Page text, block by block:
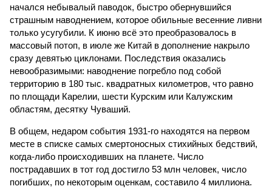
начался небывалый паводок, быстро обернувшийся
страшным наводнением, которое обильные весенние ливни
только усугубили. К июню всё это преобразовалось в
массовый потоп, в июле же Китай в дополнение накрыло
сразу девятью циклонами. Последствия оказались
невообразимыми: наводнение погребло под собой
территорию в 180 тыс. квадратных километров, что равно
по площади Карелии, шести Курским или Калужским
областям, десятку Чуваший.
В общем, недаром события 1931-го находятся на первом
месте в списке самых смертоносных стихийных бедствий,
когда-либо происходивших на планете. Число
пострадавших в тот год достигло 53 млн человек, число
погибших, по некоторым оценкам, составило 4 миллиона.